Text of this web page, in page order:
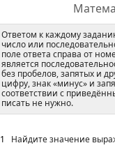
Ответом к каждому
число или
поле ответа справа от
является
без пробелов, запятых и
цифру, знак «минус» и
соответствии с
писать не нужно.
1 Найдите значение